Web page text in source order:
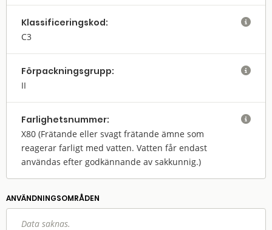
Klassifi­cerings­kod:
C3

Förpack­nings­grupp:
II

Farlighets­nummer:
X80 (Frätande eller svagt frätande ämne som
reagerar farligt med vatten. Vatten får endast
användas efter godkännande av sakkunnig.)

ANVÄNDNINGS­OMRÅDEN
Data saknas.